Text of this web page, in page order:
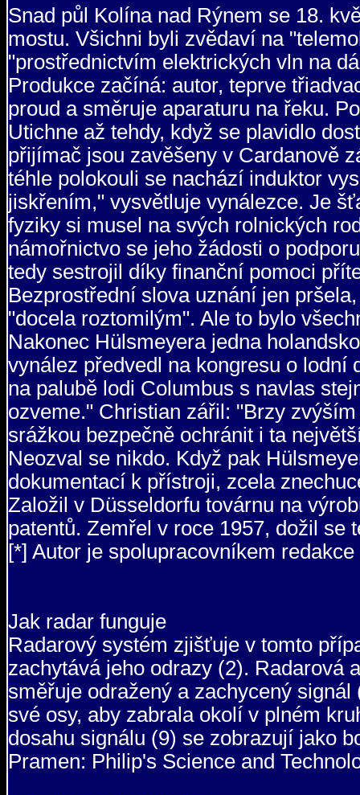
Snad půl Kolína nad Rýnem se 18.
mostu. Všichni byli zvědaví na
"prostřednictvím elektrických vln na
Produkce začíná: autor, teprve
proud a směruje aparaturu na řeku.
Utichne až tehdy, když se plavidlo
přijímač jsou zavěšeny v Cardanově
téhle polokouli se nachází induktor
jiskřením," vysvětluje vynálezce. Je
fyziky si musel na svých rolnických
námořnictvo se jeho žádosti o
tedy sestrojil díky finanční pomoci
Bezprostřední slova uznání jen
"docela roztomilým". Ale to bylo
Nakonec Hülsmeyera jedna
vynález předvedl na kongresu o lodní
na palubě lodi Columbus s navlas
ozveme." Christian zářil: "Brzy
srážkou bezpečně ochránit i ta
Neozval se nikdo. Když pak
dokumentací k přístroji, zcela
Založil v Düsseldorfu továrnu na
patentů. Zemřel v roce 1957, dožil se
[*] Autor je spolupracovníkem redakce
Jak radar funguje
Radarový systém zjišťuje v tomto
zachytává jeho odrazy (2). Radarová
směřuje odražený a zachycený
své osy, aby zabrala okolí v plném
dosahu signálu (9) se zobrazují jako
Pramen: Philip's Science and